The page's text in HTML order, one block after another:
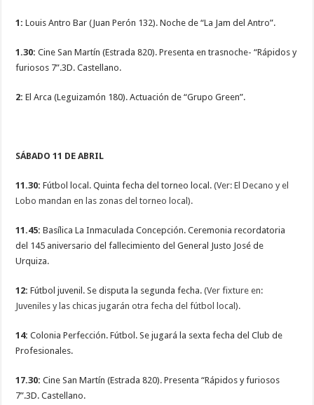
1: Louis Antro Bar (Juan Perón 132). Noche de “La Jam del Antro”.
1.30:Cine San Martín (Estrada 820). Presenta en trasnoche- “Rápidos y
furiosos 7”.3D. Castellano.
2: El Arca (Leguizamón 180). Actuación de “Grupo Green”.
SÁBADO 11 DE ABRIL
11.30: Fútbol local. Quinta fecha del torneo local.(Ver: El Decano y el
Lobo mandan en las zonas del torneo local).
11.45: Basílica La Inmaculada Concepción. Ceremonia recordatoria
del 145 aniversario del fallecimiento del General Justo José de
Urquiza.
12:Fútbol juvenil. Se disputa la segunda fecha. (Ver fixture en:
Juveniles y las chicas jugarán otra fecha del fútbol local).
14:Colonia Perfección. Fútbol. Se jugará la sexta fecha del Club de
Profesionales.
17.30:Cine San Martín (Estrada 820). Presenta “Rápidos y furiosos
7”.3D. Castellano.